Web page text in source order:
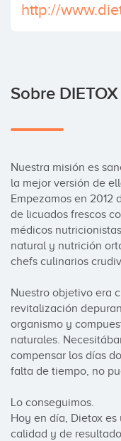
http://
Sobre DIETOX
Nuestra misión es
la mejor versión de
Empezamos en
de licuados frescos
médicos
natural y nutrición
chefs culinarios
Nuestro objetivo era
revitalización
organismo y
naturales.
compensar los días
falta de tiempo, no
Lo conseguimos.
Hoy en día, Dietox
calidad y de